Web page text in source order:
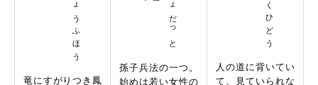
竜にすがりつき鳳
孫子兵法の一つ。
始めは若い女性の
人の道に背いてい
て、見ていられな